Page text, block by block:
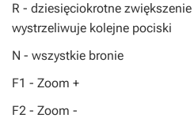
R - dziesięciokrotne
wystrzeliwuje kolejne pociski
N - wszystkie bronie
F1 - Zoom +
F2 - Zoom -